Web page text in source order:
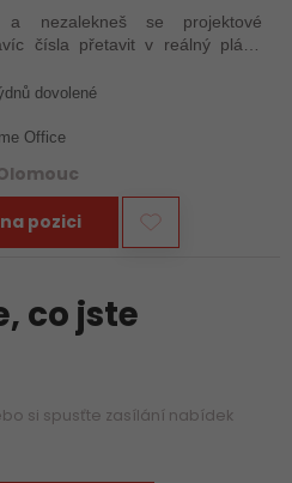
nezalekneš se projektové
čísla přetavit v reálný plán?
je…dovolené
Office
pozici
co jste
si spusťte zasílání nabídek